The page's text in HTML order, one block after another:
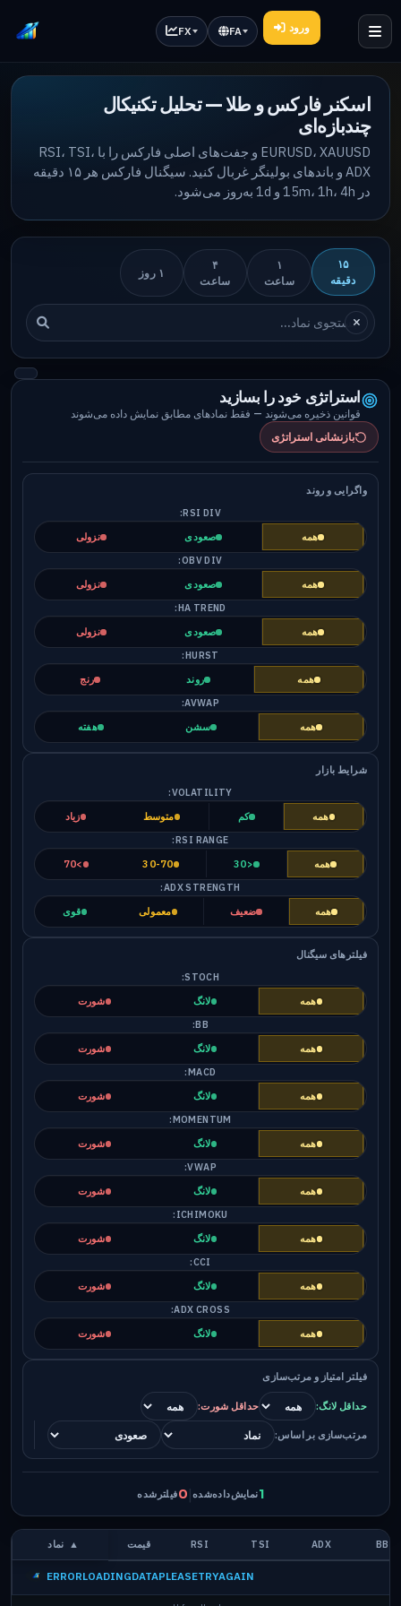
FX FA ورود
اسکنر فارکس و طلا — تحلیل تکنیکال
چندبازه‌ای
EURUSD، XAUUSD و جفت‌های اصلی فارکس را با RSI، TSI،
ADX و باندهای بولینگر غربال کنید. سیگنال فارکس هر ۱۵ دقیقه
در 15m، 1h، 4h و 1d به‌روز می‌شود.
۱۵
دقیقه
۱
ساعت
۴
ساعت
۱ روز
استراتژی خود را بسازید
قوانین ذخیره می‌شوند — فقط نمادهای مطابق نمایش داده می‌شوند
بازنشانی استراتژی
واگرایی و روند
RSI DIV:
همه
صعودی
نزولی
OBV DIV:
همه
صعودی
نزولی
HA TREND:
همه
صعودی
نزولی
HURST:
همه
روند
رنج
AVWAP:
همه
سشن هفته
شرایط بازار
VOLATILITY:
همه
کم متوسط
زیاد
RSI RANGE:
همه
<30
30-70
>70
ADX STRENGTH:
همه
ضعیف معمولی قوی
فیلترهای سیگنال
STOCH:
همه
لانگ
شورت
BB:
همه
لانگ
شورت
MACD:
همه
لانگ
شورت
MOMENTUM:
همه
لانگ
شورت
VWAP:
همه
لانگ
شورت
ICHIMOKU:
همه
لانگ
شورت
CCI:
همه
لانگ
شورت
ADX CROSS:
همه
لانگ شورت
فیلتر امتیاز و مرتب‌سازی
حداقل لانگ: حداقل شورت:
مرتب‌سازی بر اساس:
1نمایش‌داده‌شده|
0فیلترشده
نماد ▲ قیمت RSI TSI ADX BB
ERRORLOADINGDATAPLEASETRYAGAIN